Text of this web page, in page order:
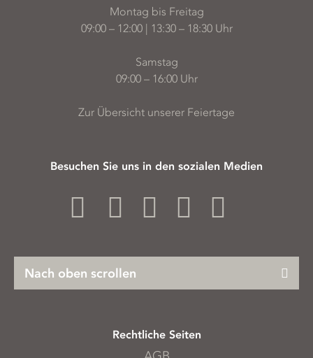
Montag bis Freitag
09:00 – 12:00 | 13:30 – 18:30 Uhr
Samstag
09:00 – 16:00 Uhr
Zur Übersicht unserer Feiertage
Rechtliche Seiten
Besuchen Sie uns in den sozialen Medien
Nach oben scrollen